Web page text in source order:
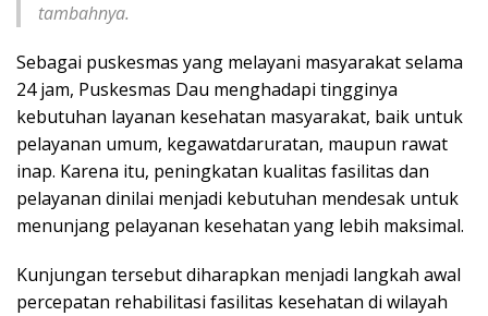
tambahnya.
Sebagai puskesmas yang melayani masyarakat selama
24 jam, Puskesmas Dau menghadapi tingginya
kebutuhan layanan kesehatan masyarakat, baik untuk
pelayanan umum, kegawatdaruratan, maupun rawat
inap. Karena itu, peningkatan kualitas fasilitas dan
pelayanan dinilai menjadi kebutuhan mendesak untuk
menunjang pelayanan kesehatan yang lebih maksimal.
Kunjungan tersebut diharapkan menjadi langkah awal
percepatan rehabilitasi fasilitas kesehatan di wilayah